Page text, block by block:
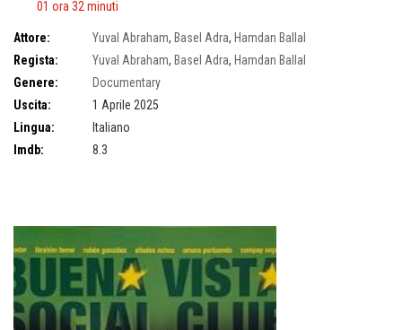
01 ora 32 minuti
Attore: Yuval Abraham, Basel Adra, Hamdan Ballal
Regista:
Yuval Abraham, Basel Adra, Hamdan Ballal
Genere:
Documentary
Uscita:
1 Aprile 2025
Lingua:
Italiano
Imdb:
8.3